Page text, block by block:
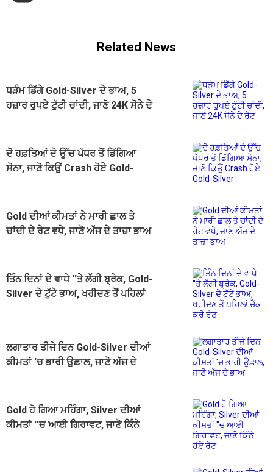
Related News
ਧੜੰਮ ਡਿੱਗੇ Gold-Silver ਦੇ ਭਾਅ, 5
ਹਜ਼ਾਰ ਰੁਪਏ ਟੁੱਟੀ ਚਾਂਦੀ, ਜਾਣੋ 24K ਸੋਨੇ ਦੇ
ਦੋ ਹਫ਼ਤਿਆਂ ਦੇ ਉੱਚ ਪੱਧਰ ਤੋਂ ਡਿੱਗਿਆ
ਸੋਨਾ, ਜਾਣੋ ਕਿਉਂ Crash ਹੋਏ Gold-
Gold ਦੀਆਂ ਕੀਮਤਾਂ ਨੇ ਮਾਰੀ ਛਾਲ ਤੇ
ਚਾਂਦੀ ਦੇ ਰੇਟ ਵਧੇ, ਜਾਣੋ ਅੱਜ ਦੇ ਤਾਜ਼ਾ ਭਾਅ
ਤਿੰਨ ਦਿਨਾਂ ਦੇ ਵਾਧੇ ''ਤੇ ਲੱਗੀ ਬ੍ਰੇਕ, Gold-
Silver ਦੇ ਟੁੱਟੇ ਭਾਅ, ਖਰੀਦਣ ਤੋਂ ਪਹਿਲਾਂ
ਲਗਾਤਾਰ ਤੀਜੇ ਦਿਨ Gold-Silver ਦੀਆਂ
ਕੀਮਤਾਂ 'ਚ ਭਾਰੀ ਉਛਾਲ, ਜਾਣੋ ਅੱਜ ਦੇ
Gold ਹੋ ਗਿਆ ਮਹਿੰਗਾ, Silver ਦੀਆਂ
ਕੀਮਤਾਂ ''ਚ ਆਈ ਗਿਰਾਵਟ, ਜਾਣੋ ਕਿੰਨੇ